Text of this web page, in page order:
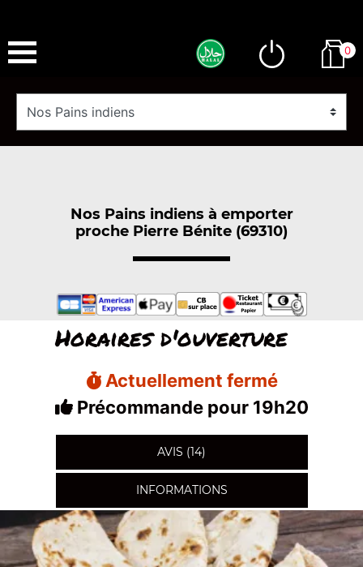
0
Nos Pains indiens à emporter
proche Pierre Bénite (69310)
Horaires d'ouverture
Actuellement fermé
Précommande pour 19h20
AVIS (14)
INFORMATIONS